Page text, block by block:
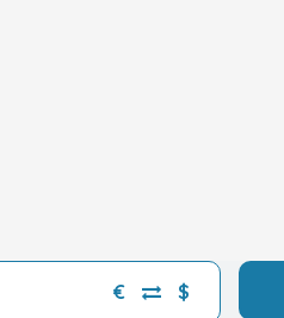
€ $